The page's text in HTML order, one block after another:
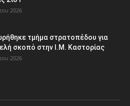
2026
τμήμα στρατοπέδου για
σκοπό στην Ι.Μ. Καστορίας
2026